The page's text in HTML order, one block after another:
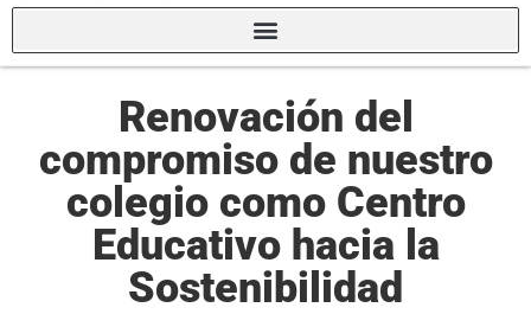
Renovación del
compromiso de nuestro
colegio como Centro
Educativo hacia la
Sostenibilidad